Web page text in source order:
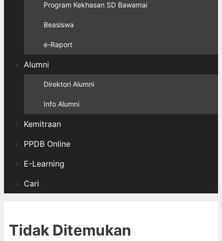
Program Kekhasan SD Bawamai
Beasiswa
e-Raport
Alumni
Direktori Alumni
Info Alumni
Kemitraan
PPDB Online
E-Learning
Cari
Tidak Ditemukan